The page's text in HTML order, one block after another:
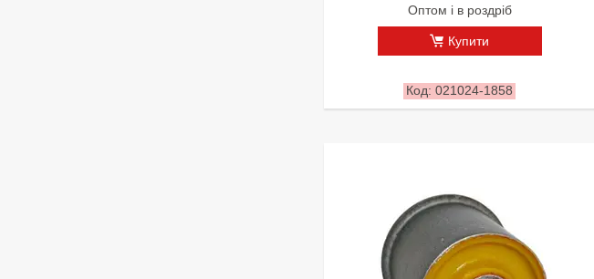
Оптом і в роздріб
Купити
021024-1858